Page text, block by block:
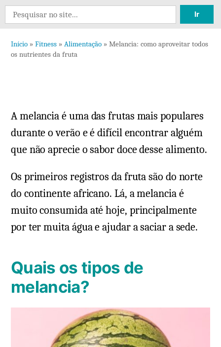
Deixe
em
os
nutrientes
da
Search
for:
Início » Fitness » Alimentação » Melancia: como aproveitar todos
os nutrientes da fruta
A melancia é uma das frutas mais populares
durante o verão e é difícil encontrar alguém
que não aprecie o sabor doce desse alimento.
Os primeiros registros da fruta são do norte
do continente africano. Lá, a melancia é
muito consumida até hoje, principalmente
por ter muita água e ajudar a saciar a sede.
Quais os tipos de
melancia?